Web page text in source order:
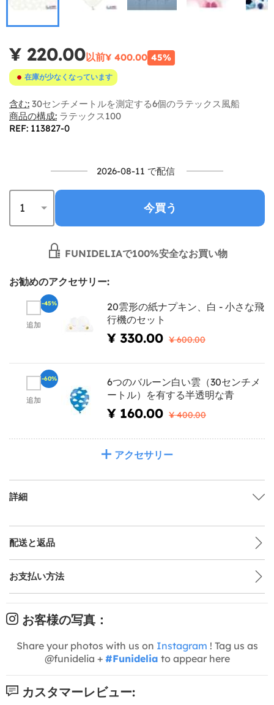
¥ 220.00以前¥ 400.00 45%
在庫が少なくなっています
含む: 30センチメートルを測定する6個のラテックス風船
商品の構成: ラテックス100
REF: 113827-0
2026-08-11 で配信
今買う
FUNIDELIAで100%安全なお買い物
お勧めのアクセサリー:
追加
20雲形の紙ナプキン、白 - 小さな飛
行機のセット
¥ 330.00 ¥ 600.00
-45%
追加
6つのバルーン白い雲（30センチメ
ートル）を有する半透明な青
¥ 160.00 ¥ 400.00
-60%
アクセサリー
詳細
配送と返品
お支払い方法
お客様の写真：
Share your photos with us on Instagram ! Tag us as
@funidelia + #Funidelia to appear here
カスタマーレビュー: